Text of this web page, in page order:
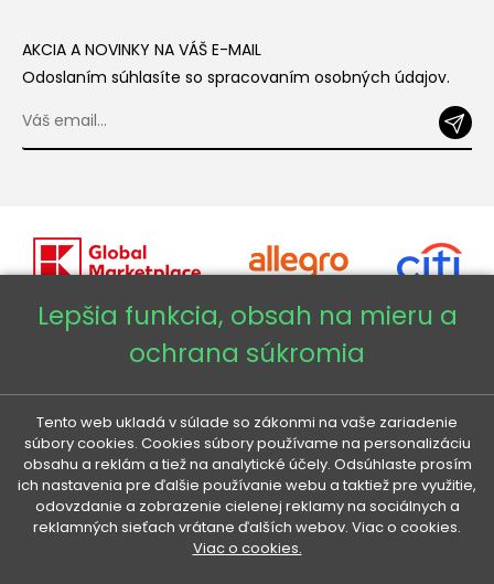
AKCIA A NOVINKY NA VÁŠ E-MAIL
Odoslaním súhlasíte so spracovaním osobných údajov.
Copyright © 2026 - Veneti™
Veneti SK
Veneti CZ
Veneti DE
Lepšia funkcia, obsah na mieru a
ochrana súkromia
Tento web ukladá v súlade so zákonmi na vaše zariadenie
súbory cookies. Cookies súbory používame na personalizáciu
obsahu a reklám a tiež na analytické účely. Odsúhlaste prosím
ich nastavenia pre ďalšie používanie webu a taktiež pre využitie,
odovzdanie a zobrazenie cielenej reklamy na sociálnych a
reklamných sieťach vrátane ďalších webov. Viac o cookies.
Viac o cookies.